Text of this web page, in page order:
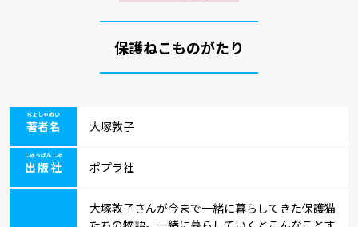
保護ねこものがたり
著者名
ちょしゃめい
大塚敦子
出版社
しゅっぱんしゃ
ポプラ社
大塚敦子さんが今まで一緒に暮らしてきた保護猫